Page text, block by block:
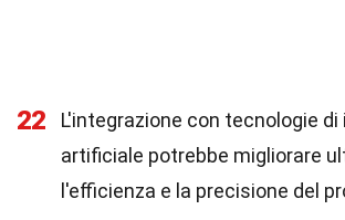
22
L'integrazione con tecnologie di
artificiale potrebbe migliorare
l'efficienza e la precisione del